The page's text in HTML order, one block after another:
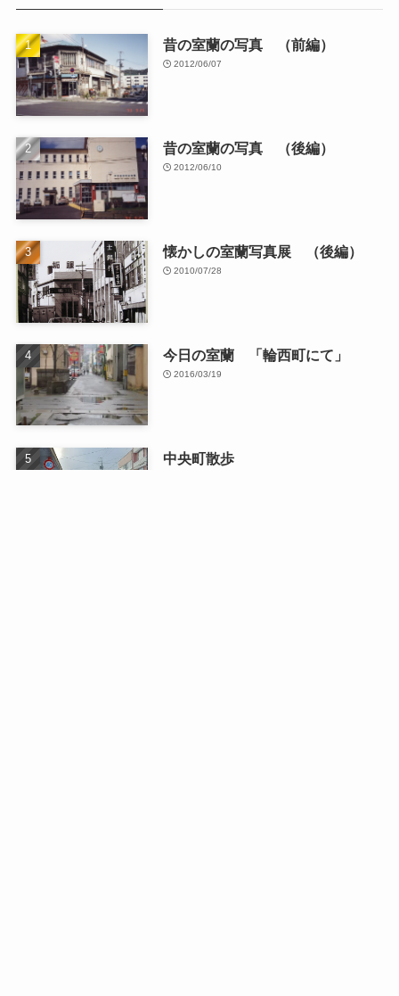
昔の室蘭の写真 （前編）
2012/06/07
昔の室蘭の写真 （後編）
2012/06/10
懐かしの室蘭写真展 （後編）
2010/07/28
今日の室蘭 「輪西町にて」
2016/03/19
中央町散歩